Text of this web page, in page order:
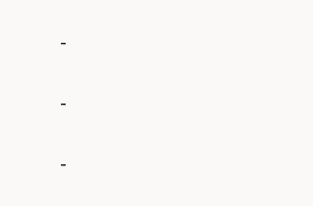
-
-
-